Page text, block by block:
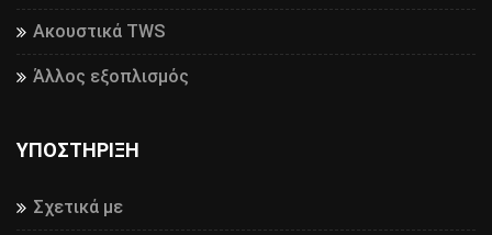
Ακουστικά TWS
Άλλος εξοπλισμός
ΥΠΟΣΤΉΡΙΞΗ
Σχετικά με